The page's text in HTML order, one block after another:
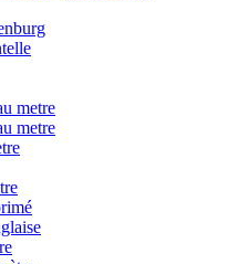
metre
metre